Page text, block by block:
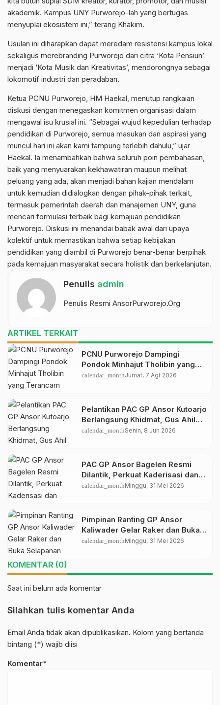
akademik. Kampus UNY Purworejo-lah yang bertugas
menyuplai ekosistem ini,” terang Khakim.
Usulan ini diharapkan dapat meredam resistensi kampus lokal
sekaligus merebranding Purworejo dari citra ‘Kota Pensiun’
menjadi ‘Kota Musik dan Kreativitas’, mendorongnya sebagai
lokomotif industri dan peradaban.
Ketua PCNU Purworejo, HM Haekal, menutup rangkaian
diskusi dengan menegaskan komitmen organisasi dalam
mengawal isu krusial ini. “Sebagai wujud kepedulian terhadap
pendidikan di Purworejo, semua masukan dan aspirasi yang
muncul hari ini akan kami tampung terlebih dahulu,” ujar
Haekal. Ia menambahkan bahwa seluruh poin pembahasan,
baik yang menyuarakan kekhawatiran maupun melihat
peluang yang ada, akan menjadi bahan kajian mendalam
untuk kemudian didialogkan dengan pihak-pihak terkait,
termasuk pemerintah daerah dan manajemen UNY, guna
mencari formulasi terbaik bagi kemajuan pendidikan
Purworejo. Diskusi ini menandai babak awal dari upaya
kolektif untuk memastikan bahwa setiap kebijakan
pendidikan yang diambil di Purworejo benar-benar berpihak
pada kemajuan masyarakat secara holistik dan berkelanjutan.
Penulis admin
Penulis Resmi AnsorPurworejo.Org
ARTIKEL TERKAIT
PCNU Purworejo Dampingi
Pondok Minhajut Tholibin yang
Terancam Dieksekusi Pengadilan
calendar_monthJumat, 7 Agt 2026
Pelantikan PAC GP Ansor Kutoarjo
Berlangsung Khidmat, Gus Ahil
Ingatkan Ansor Harus Bermanfaat
calendar_monthSenin, 8 Jun 2026
PAC GP Ansor Bagelen Resmi
Dilantik, Perkuat Kaderisasi dan
Khidmah untuk Masyarakat
calendar_monthMinggu, 31 Mei 2026
Pimpinan Ranting GP Ansor
Kaliwader Gelar Raker dan Buka
Selapanan Rijalul Ansor, Perkuat
calendar_monthMinggu, 31 Mei 2026
KOMENTAR (0)
Saat ini belum ada komentar
Silahkan tulis komentar Anda
Email Anda tidak akan dipublikasikan. Kolom yang bertanda
bintang (*) wajib diisi
Komentar*